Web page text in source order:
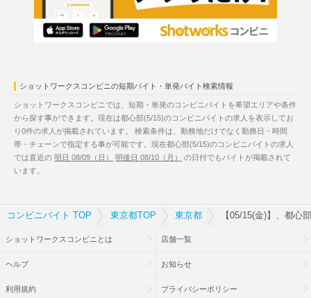
ショットワークスコンビニの短期バイト・単発バイト検索情報
ショットワークスコンビニでは、短期・単発のコンビニバイトを希望エリアや条件
から探す事ができます。現在は都心部(5/15)のコンビニバイトの求人を表示してお
り0件の求人が掲載されています。 検索条件は、勤務地だけでなく勤務日・時間
帯・チェーンで指定する事が可能です。現在都心部(5/15)のコンビニバイトの求人
では直近の 明日 08/09（日） 明後日 08/10（月）
の日付でもバイトが掲載されて
います。
コンビニバイト TOP 東京都TOP 東京都 【05/15(金)】、都心
ショットワークスコンビニとは 店舗一覧
ヘルプ お知らせ
利用規約 プライバシーポリシー